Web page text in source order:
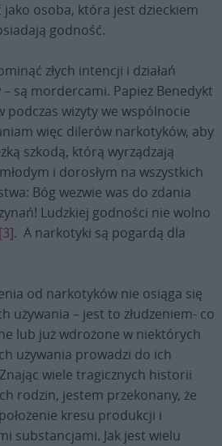
osoba, która jest dzieckiem
godność.
złych intencji i działań
są mordercami. Papież Benedykt
podczas wizyty we wspólnocie
więc dilerów narkotyków, aby
szkodą, którą wyrządzają
i dorosłym na wszystkich
Bóg wezwie was do zdania
Ludzkiej godności nie wolno
[3]. A narkotyki są pogardą dla
od narkotyków nie osiąga się
używania – jest to złudzeniem- co
lub już wdrożone w niektórych
używania prowadzi do ich
wiele tragicznych historii
rodzin, jestem przekonany, że
kresu produkcji i
substancjami. Jak jest wielu